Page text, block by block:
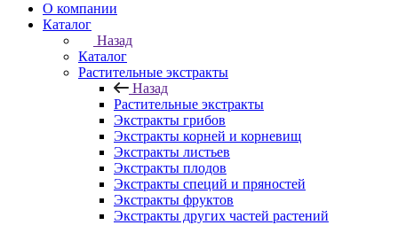
О компании
Каталог
Назад
Каталог
Растительные экстракты
Назад
Растительные экстракты
Экстракты грибов
Экстракты корней и корневищ
Экстракты листьев
Экстракты плодов
Экстракты специй и пряностей
Экстракты фруктов
Экстракты других частей растений